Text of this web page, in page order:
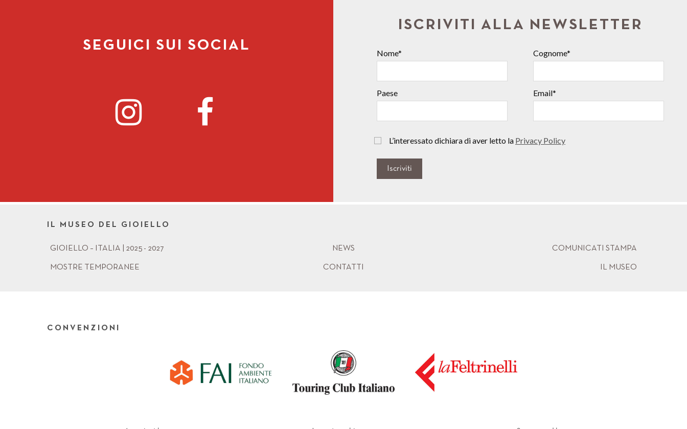
SEGUICI SUI SOCIAL
ISCRIVITI ALLA NEWSLETTER
Nome* Cognome*
Paese Email*
L’interessato dichiara di aver letto la Privacy Policy
Iscriviti
IL MUSEO DEL GIOIELLO
GIOIELLO – ITALIA | 2025 - 2027
MOSTRE TEMPORANEE
NEWS
CONTATTI
COMUNICATI STAMPA
IL MUSEO
CONVENZIONI